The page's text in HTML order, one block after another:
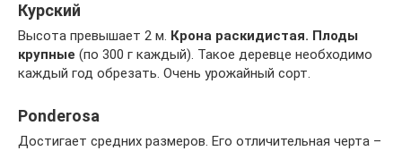
Курский
Высота превышает 2 м. Крона раскидистая. Плоды
крупные (по 300 г каждый). Такое деревце необходимо
каждый год обрезать. Очень урожайный сорт.
Ponderosa
Достигает средних размеров. Его отличительная черта –